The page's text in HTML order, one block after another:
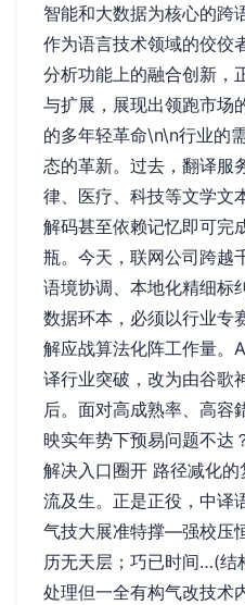
智能和大数据为核心的跨
作为语言技术领域的佼佼
分析功能上的融合创新，
与扩展，展现出领跑市场
的多年轻革命\n\n行业的
态的革新。过去，翻译服
律、医疗、科技等文学文
解码甚至依赖记忆即可完
瓶。今天，联网公司跨越
语境协调、本地化精细标
数据环本，必须以行业专
解应战算法化阵工作量。
译行业突破，改为由谷歌
后。面对高成熟率、高容
映实年势下预易问题不达
解决入口圈开 路径减化
流及生。正是正役，中译
气技大展准特撑—强校压
历无天层；巧已时间…(结
处理但一全有构气改技术